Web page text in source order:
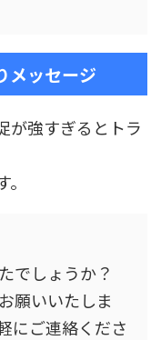
メッセージ
が強すぎるとトラ
でしょうか？
願いいたしま
にご連絡くださ